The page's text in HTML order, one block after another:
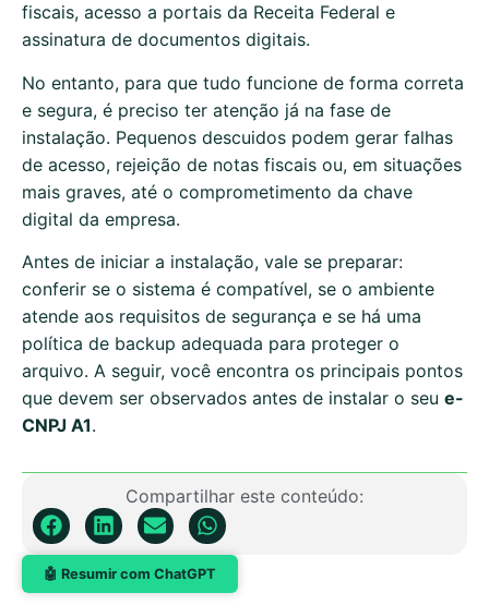
fiscais, acesso a portais da Receita Federal e
assinatura de documentos digitais.
No entanto, para que tudo funcione de forma correta
e segura, é preciso ter atenção já na fase de
instalação. Pequenos descuidos podem gerar falhas
de acesso, rejeição de notas fiscais ou, em situações
mais graves, até o comprometimento da chave
digital da empresa.
Antes de iniciar a instalação, vale se preparar:
conferir se o sistema é compatível, se o ambiente
atende aos requisitos de segurança e se há uma
política de backup adequada para proteger o
arquivo. A seguir, você encontra os principais pontos
que devem ser observados antes de instalar o seu e-
CNPJ A1.
Compartilhar este conteúdo:
🤖 Resumir com ChatGPT